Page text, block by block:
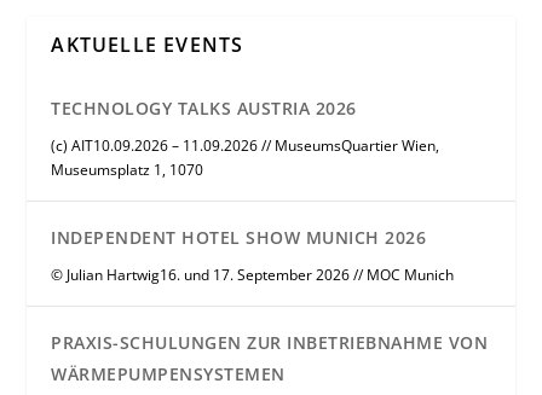
AKTUELLE EVENTS
TECHNOLOGY TALKS AUSTRIA 2026
(c) AIT10.09.2026 – 11.09.2026 // MuseumsQuartier Wien,
Museumsplatz 1, 1070
INDEPENDENT HOTEL SHOW MUNICH 2026
© Julian Hartwig16. und 17. September 2026 // MOC Munich
PRAXIS-SCHULUNGEN ZUR INBETRIEBNAHME VON
WÄRMEPUMPENSYSTEMEN